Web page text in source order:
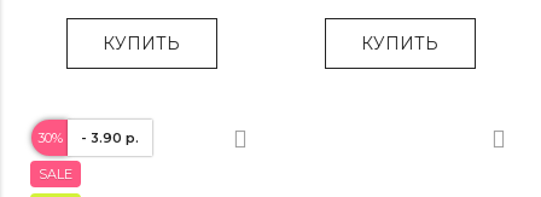
КУПИТЬ КУПИТЬ
SALE
30% - 3.90 р.